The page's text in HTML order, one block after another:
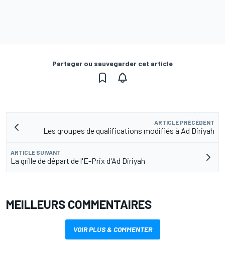
Partager ou sauvegarder cet article
ARTICLE PRÉCÉDENT
Les groupes de qualifications modifiés à Ad Diriyah
ARTICLE SUIVANT
La grille de départ de l'E-Prix d'Ad Diriyah
MEILLEURS COMMENTAIRES
VOIR PLUS & COMMENTER